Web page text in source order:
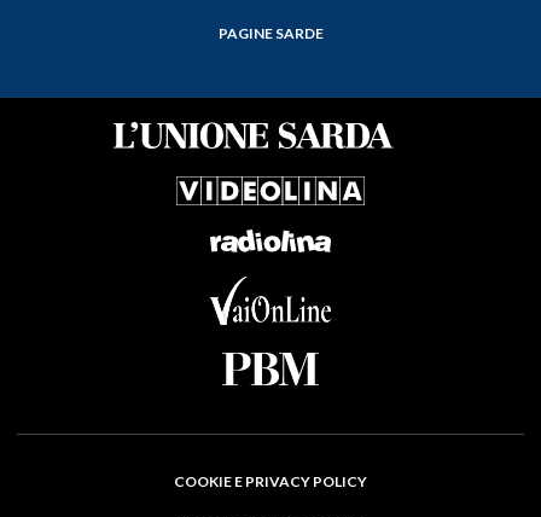
PAGINE SARDE
COOKIE E PRIVACY POLICY